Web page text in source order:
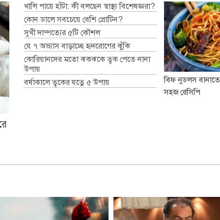
খালি পায়ে হাঁটা: কী বলছেন স্বাস্থ্য বিশেষজ্ঞরা?
কোন ডালে সবচেয়ে বেশি প্রোটিন?
সুখী দাম্পত্যের ৫টি কৌশল
যে ৭ অভ্যাস বাড়াচ্ছে হৃদরোগের ঝুঁকি
কোরিয়ানদের মতো ঝকঝকে ত্বক পেতে নানা
উপায়
বর্ষাকালে ত্বকের যত্নে ৫ উপায়
বিফ নুডলস
সহজ রেসিপি